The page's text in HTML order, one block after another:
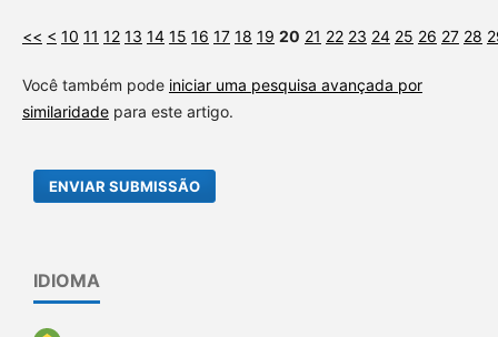
<< < 10 11 12 13 14 15 16 17 18 19 20 21 22 23 24 25 26 27 28
Você também pode iniciar uma pesquisa avançada por
similaridadepara este artigo.
ENVIAR SUBMISSÃO
IDIOMA